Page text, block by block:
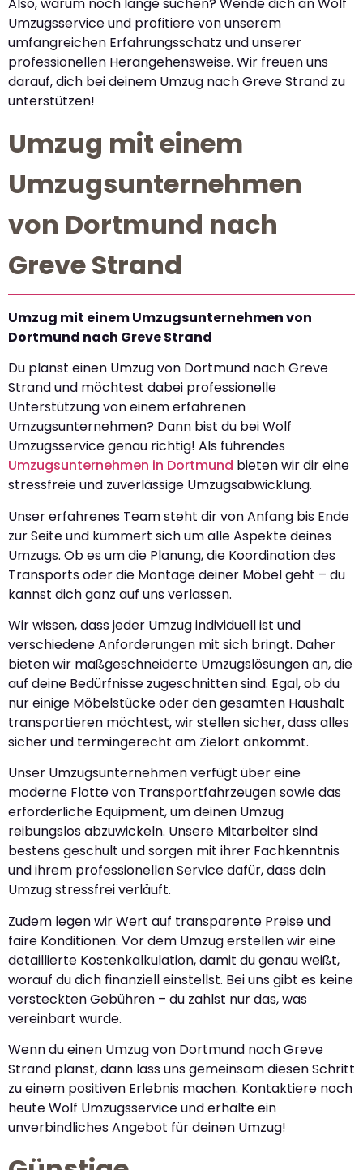
Also, warum noch lange suchen? Wende dich an Wolf
Umzugsservice und profitiere von unserem
umfangreichen Erfahrungsschatz und unserer
professionellen Herangehensweise. Wir freuen uns
darauf, dich bei deinem Umzug nach Greve Strand zu
unterstützen!
Umzug mit einem
Umzugsunternehmen
von Dortmund nach
Greve Strand
Umzug mit einem Umzugsunternehmen von
Dortmund nach Greve Strand
Du planst einen Umzug von Dortmund nach Greve
Strand und möchtest dabei professionelle
Unterstützung von einem erfahrenen
Umzugsunternehmen? Dann bist du bei Wolf
Umzugsservice genau richtig! Als führendes
Umzugsunternehmen in Dortmund bieten wir dir eine
stressfreie und zuverlässige Umzugsabwicklung.
Unser erfahrenes Team steht dir von Anfang bis Ende
zur Seite und kümmert sich um alle Aspekte deines
Umzugs. Ob es um die Planung, die Koordination des
Transports oder die Montage deiner Möbel geht – du
kannst dich ganz auf uns verlassen.
Wir wissen, dass jeder Umzug individuell ist und
verschiedene Anforderungen mit sich bringt. Daher
bieten wir maßgeschneiderte Umzugslösungen an, die
auf deine Bedürfnisse zugeschnitten sind. Egal, ob du
nur einige Möbelstücke oder den gesamten Haushalt
transportieren möchtest, wir stellen sicher, dass alles
sicher und termingerecht am Zielort ankommt.
Unser Umzugsunternehmen verfügt über eine
moderne Flotte von Transportfahrzeugen sowie das
erforderliche Equipment, um deinen Umzug
reibungslos abzuwickeln. Unsere Mitarbeiter sind
bestens geschult und sorgen mit ihrer Fachkenntnis
und ihrem professionellen Service dafür, dass dein
Umzug stressfrei verläuft.
Zudem legen wir Wert auf transparente Preise und
faire Konditionen. Vor dem Umzug erstellen wir eine
detaillierte Kostenkalkulation, damit du genau weißt,
worauf du dich finanziell einstellst. Bei uns gibt es keine
versteckten Gebühren – du zahlst nur das, was
vereinbart wurde.
Wenn du einen Umzug von Dortmund nach Greve
Strand planst, dann lass uns gemeinsam diesen Schritt
zu einem positiven Erlebnis machen. Kontaktiere noch
heute Wolf Umzugsservice und erhalte ein
unverbindliches Angebot für deinen Umzug!